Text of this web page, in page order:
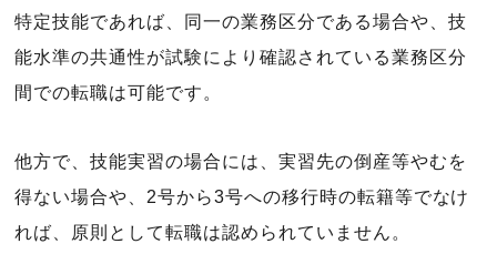
特定技能であれば、同一の業務区分である場合や、技
能水準の共通性が試験により確認されている業務区分
間での転職は可能です。
他方で、技能実習の場合には、実習先の倒産等やむを
得ない場合や、2号から3号への移行時の転籍等でなけ
れば、原則として転職は認められていません。